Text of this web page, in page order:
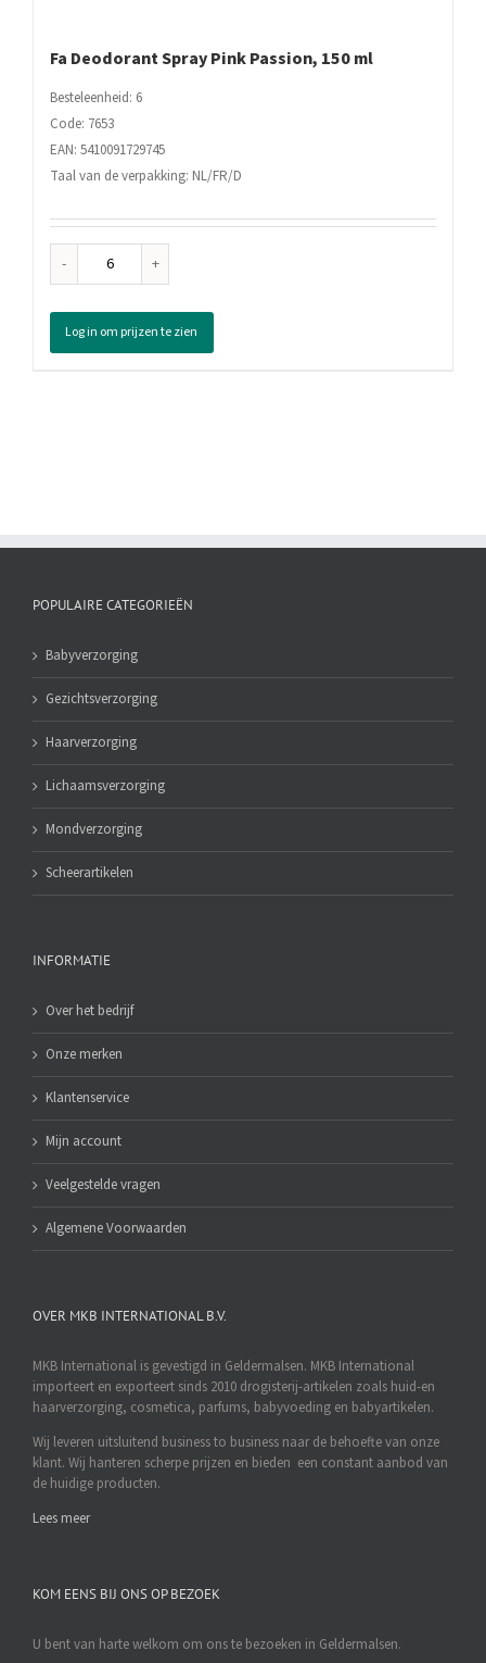
Fa Deodorant Spray Pink Passion, 150 ml
Besteleenheid: 6
Code: 7653
EAN: 5410091729745
Taal van de verpakking: NL/FR/D
Fa
Spray
Pink
Passion,
Log in om prijzen te zien
POPULAIRE CATEGORIEËN
Babyverzorging
Gezichtsverzorging
Haarverzorging
Lichaamsverzorging
Mondverzorging
Scheerartikelen
INFORMATIE
Over het bedrijf
Onze merken
Klantenservice
Mijn account
Veelgestelde vragen
Algemene Voorwaarden
OVER MKB INTERNATIONAL B.V.
MKB International is gevestigd in Geldermalsen. MKB International
importeert en exporteert sinds 2010 drogisterij-artikelen zoals huid-en
haarverzorging, cosmetica, parfums, babyvoeding en babyartikelen.
Wij leveren uitsluitend business to business naar de behoefte van onze
klant. Wij hanteren scherpe prijzen en bieden een constant aanbod van
de huidige producten.
Lees meer
KOM EENS BIJ ONS OP BEZOEK
U bent van harte welkom om ons te bezoeken in Geldermalsen.